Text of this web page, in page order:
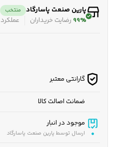
پارین صنعت پاسارگاد منتخب
99% رضایت خریداران عملکرد
گارانتی معتبر
ضمانت اصالت کالا
موجود در انبار
ارسال توسط پارین صنعت پاسارگاد